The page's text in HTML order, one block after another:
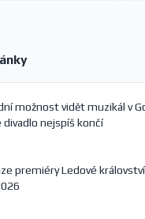
možnost vidět muzikál v
divadlo nejspíš končí
premiéry Ledové království